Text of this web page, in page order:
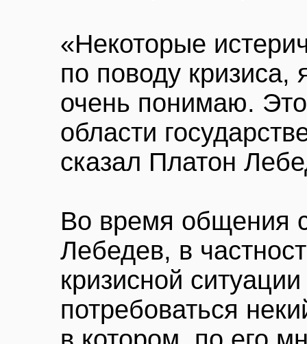
«Некоторые
по поводу кризиса,
очень понимаю.
области
сказал Платон
Во время общения
Лебедев, в
кризисной
потребоваться